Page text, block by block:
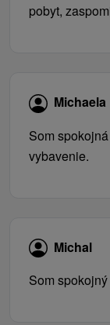
pobyt,
Michaela
Som
vybavenie.
Michal
Som